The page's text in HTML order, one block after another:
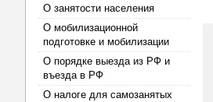
О занятости населения
О мобилизационной
подготовке и мобилизации
О порядке выезда из РФ и
въезда в РФ
О налоге для самозанятых